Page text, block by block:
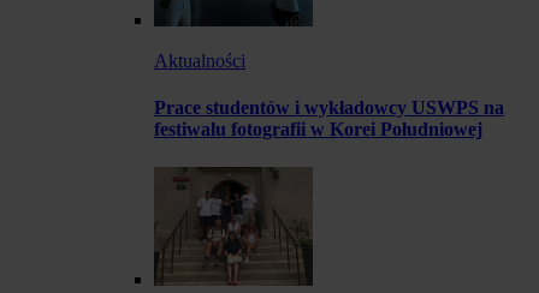
Aktualności
Prace studentów i wykładowcy USWPS na
festiwalu fotografii w Korei Południowej